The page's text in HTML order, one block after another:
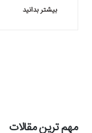
بیشتر بدانید
مهم ترین مقالات